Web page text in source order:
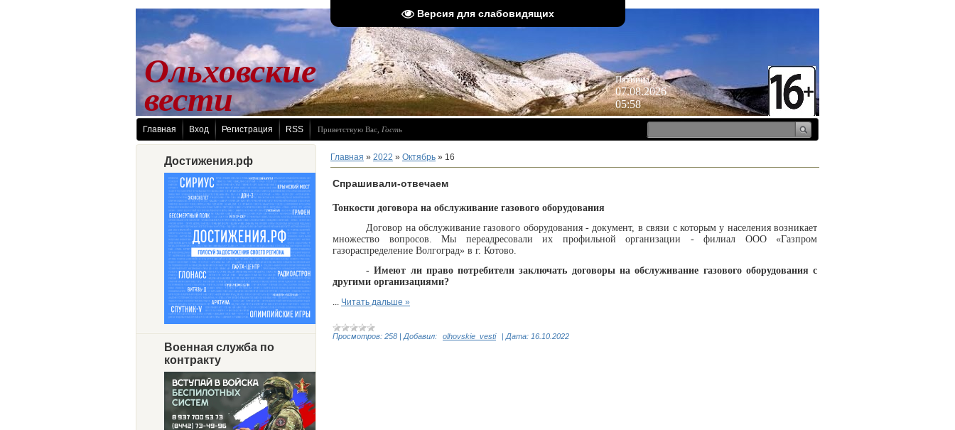
Версия для слабовидящих
Пятница
07.08.2026
05:58
Ольховские
вести
Главная Вход Регистрация RSS Приветствую Вас Гость
Достижения.рф
Военная служба по
контракту
Главная » 2022 » Октябрь » 16
Спрашивали-отвечаем
Тонкости договора на обслуживание газового оборудо­вания
Договор на обслуживание газового оборудо­вания - документ, в связи с которым у населения возникает
множество во­просов. Мы переадресовали их профильной органи­зации - филиал ООО «Газпром
газораспределение Волгоград» в г. Котово.
- Имеют ли право по­требители заключать до­говоры на обслуживание газового оборудования с
другими организациями?
... Читать дальше »
Просмотров: 258 | Добавил: olhovskie_vesti | Дата: 16.10.2022